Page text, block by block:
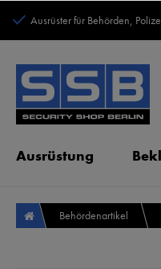
Ausrüster für Behörden,
Ausrüstung
Behördenartikel